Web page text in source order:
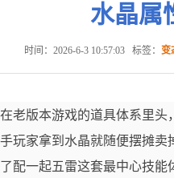
水晶属
时间：2026-6-3 10:57:03 标签： 变
在老版本游戏的道具体系里头
手玩家拿到水晶就随便摆摊卖
了配一起五雷这套最中心技